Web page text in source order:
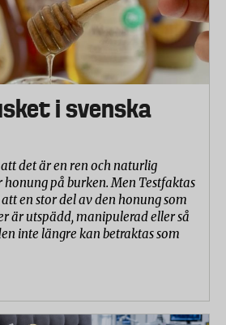
i svenska
det är en ren och naturlig
på burken. Men Testfaktas
en stor del av den honung som
är utspädd, manipulerad eller så
inte längre kan betraktas som